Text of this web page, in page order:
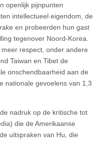
openlijk pijnpunten
intellectueel eigendom, de
en probeerden hun gast
tegenover Noord-Korea.
respect, onder andere
Taiwan en Tibet de
onschendbaarheid aan de
nationale gevoelens van 1,3
nadruk op de kritische tot
die de Amerikaanse
uitspraken van Hu, die